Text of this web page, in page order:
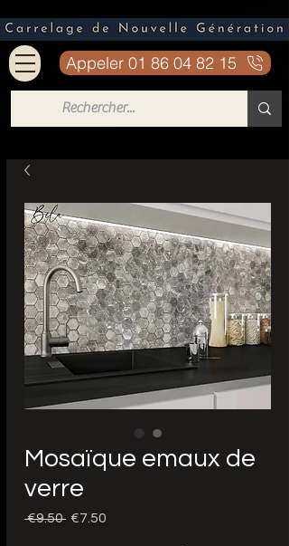
Appeler 01 86 04 82 15
Mosaïque emaux de
verre
€9.50 Regular
€7.50